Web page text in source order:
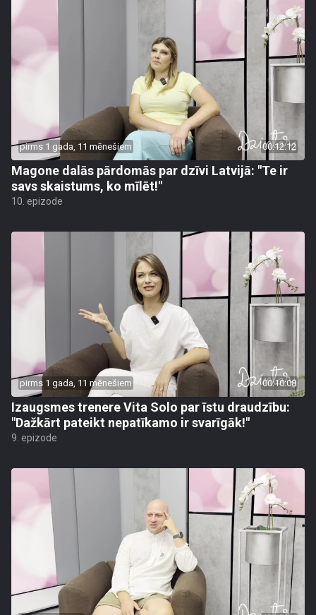
pirms 1 gada, 11 mēnešiem 00:12:12
Magone dalās pārdomās par dzīvi Latvijā: "Te ir
savs skaistums, ko mīlēt!"
10. epizode
pirms 1 gada, 11 mēnešiem 00:10:08
Izaugsmes trenere Vita Solo par īstu draudzību:
"Dažkārt pateikt nepatīkamo ir svarīgāk!"
9. epizode